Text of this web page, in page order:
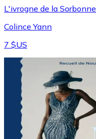
L'ivrogne de la Sorbonne
Colince Yann
7 $US